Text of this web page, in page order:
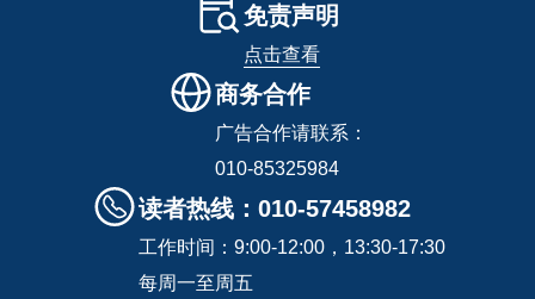
免责声明
点击查看
商务合作
广告合作请联系：
010-85325984
读者热线：010-57458982
工作时间：9:00-12:00，13:30-17:30
每周一至周五